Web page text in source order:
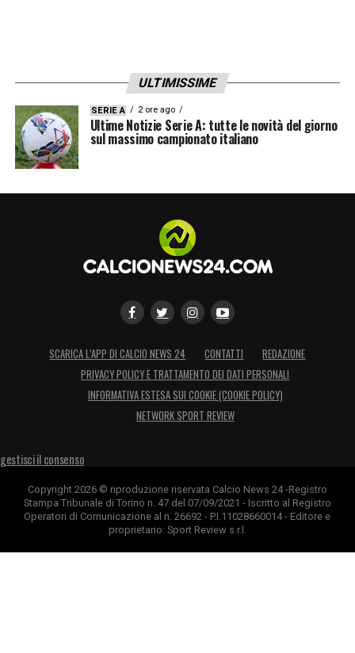
ULTIMISSIME
SERIE A 2 ore ago
Ultime Notizie Serie A: tutte le novità del giorno
sul massimo campionato italiano
SCARICA L’APP DI CALCIO NEWS 24 CONTATTI
REDAZIONE
PRIVACY POLICY E TRATTAMENTO DEI DATI PERSONALI
INFORMATIVA ESTESA SUI COOKIE (COOKIE POLICY)
NETWORK SPORT REVIEW
gestisci il consenso
Copyright 2026 © riproduzione riservata Calcio News 24 -Registro
Stampa Tribunale di Torino n. 47 del 07/09/2021 - Iscritto al Registro
Operatori di Comunicazione al n. 26692 - P.I.11028660014 - Editore e
proprietario: Sport Review s.r.l.